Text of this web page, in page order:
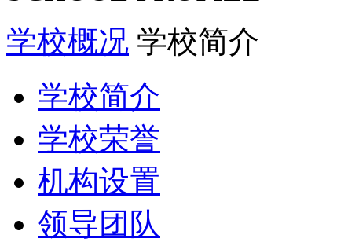
学校概况 学校简介
学校简介
学校荣誉
机构设置
领导团队